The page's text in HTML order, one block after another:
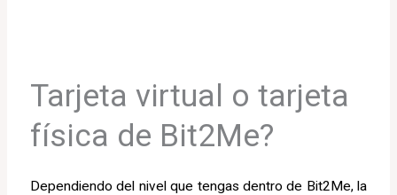
Tarjeta virtual o tarjeta
física de Bit2Me?
Dependiendo del nivel que tengas dentro de Bit2Me, la